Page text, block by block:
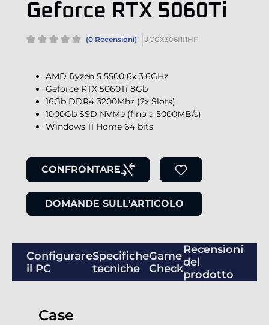
Geforce RTX 5060Ti
(0 Recensioni) UCCX306I1I1HF
AMD Ryzen 5 5500 6x 3.6GHz
Geforce RTX 5060Ti 8Gb
16Gb DDR4 3200Mhz (2x Slots)
1000Gb SSD NVMe (fino a 5000MB/s)
Windows 11 Home 64 bits
CONFRONTARE
DOMANDE SULL'ARTICOLO
Configurare
il PC
Specifiche
tecniche
Game
Check
Recensioni
del
prodotto
Case